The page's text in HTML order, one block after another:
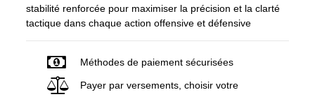
stabilité renforcée pour maximiser la précision et la clarté
tactique dans chaque action offensive et défensive
Méthodes de paiement sécurisées
Payer par versements, choisir votre